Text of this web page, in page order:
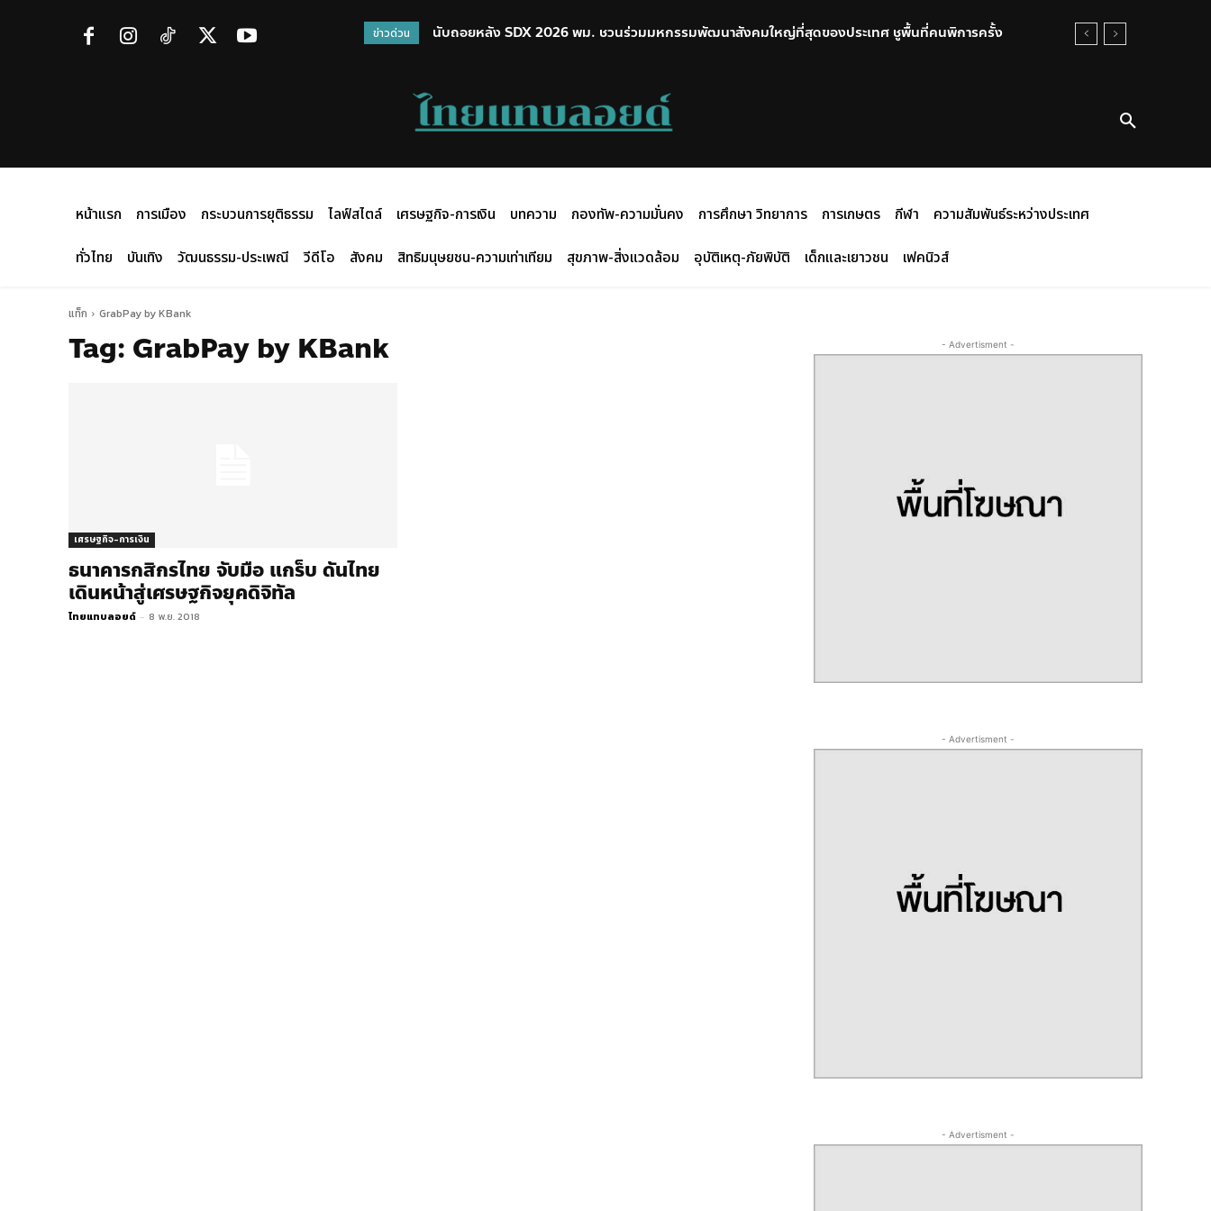
ข่าวด่วน
นับถอยหลัง SDX 2026 พม. ชวนร่วมมหกรรมพัฒนาสังคมใหญ่ที่สุดของประเทศ ชูพื้นที่คนพิการครั้ง
หน้าแรก การเมือง กระบวนการยุติธรรม ไลฟ์สไตล์ เศรษฐกิจ-การเงิน บทความ กองทัพ-ความมั่นคง การศึกษา วิทยาการ การเกษตร กีฬา
ความสัมพันธ์ระหว่างประเทศ
ทั่วไทย
บันเทิง วัฒนธรรม-ประเพณี วีดีโอ สังคม สิทธิมนุษยชน-ความเท่าเทียม สุขภาพ-สิ่งแวดล้อม อุบัติเหตุ-ภัยพิบัติ เด็กและเยาวชน เฟคนิวส์
แท็ก GrabPay by KBank
Tag: GrabPay by KBank
เศรษฐกิจ-การเงิน
ธนาคารกสิกรไทย จับมือ แกร็บ ดันไทย
เดินหน้าสู่เศรษฐกิจยุคดิจิทัล
ไทยแทบลอยด์ - 8 พ.ย. 2018
- Advertisment -
- Advertisment -
- Advertisment -